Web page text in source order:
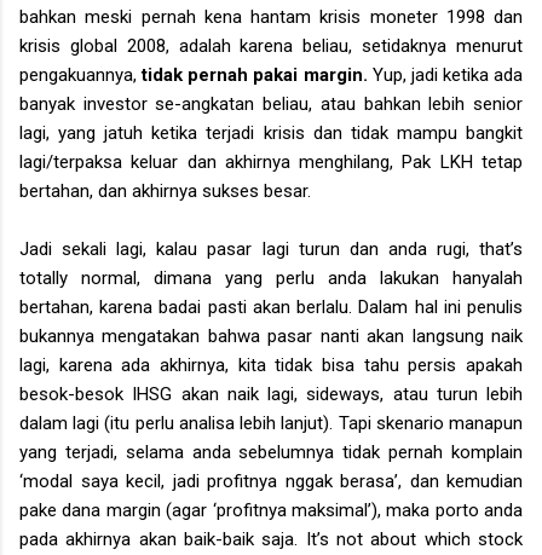
bahkan meski pernah kena hantam krisis moneter 1998 dan
krisis global 2008, adalah karena beliau, setidaknya menurut
pengakuannya,tidak pernah pakai margin. Yup, jadi ketika ada
banyak investor se-angkatan beliau, atau bahkan lebih senior
lagi, yang jatuh ketika terjadi krisis dan tidak mampu bangkit
lagi/terpaksa keluar dan akhirnya menghilang, Pak LKH tetap
bertahan, dan akhirnya sukses besar.
Jadi sekali lagi, kalau pasar lagi turun dan anda rugi, that’s
totally normal, dimana yang perlu anda lakukan hanyalah
bertahan, karena badai pasti akan berlalu. Dalam hal ini penulis
bukannya mengatakan bahwa pasar nanti akan langsung naik
lagi, karena ada akhirnya, kita tidak bisa tahu persis apakah
besok-besok IHSG akan naik lagi, sideways, atau turun lebih
dalam lagi (itu perlu analisa lebih lanjut). Tapi skenario manapun
yang terjadi, selama anda sebelumnya tidak pernah komplain
‘modal saya kecil, jadi profitnya nggak berasa’, dan kemudian
pake dana margin (agar ‘profitnya maksimal’), maka porto anda
pada akhirnya akan baik-baik saja. It’s not about which stock